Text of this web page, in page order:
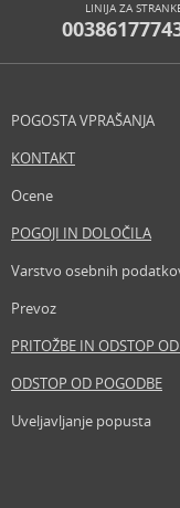
LINIJA ZA
POGOSTA VPRAŠANJA
KONTAKT
Ocene
POGOJI IN DOLOČILA
Varstvo osebnih
Prevoz
PRITOŽBE IN ODSTOP
ODSTOP OD POGODBE
Uveljavljanje popusta